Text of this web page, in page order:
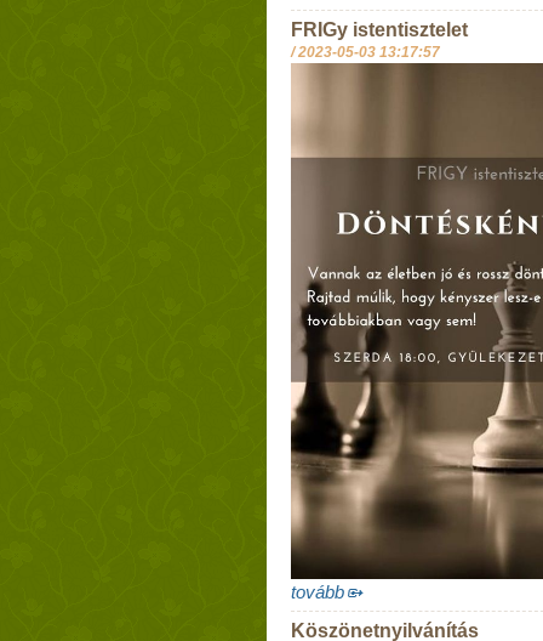
FRIGy istentisztelet
/2023-05-03 13:17:57
tovább
Köszönetnyilvánítás